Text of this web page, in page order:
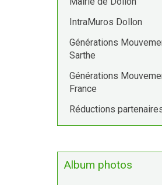
IntraMuros Dollon
Générations
Sarthe
Générations
France
Réductions
Album photos